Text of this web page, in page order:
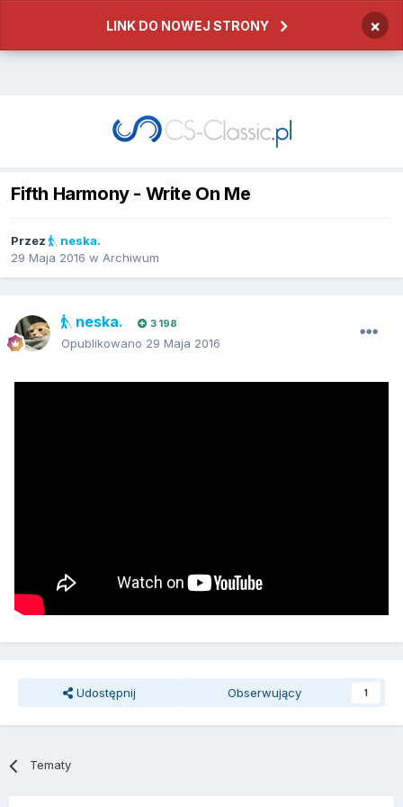
LINK DO NOWEJ STRONY ×
Fifth Harmony - Write On Me
Przez
neska.
29 Maja 2016 w Archiwum
neska. 3 198
Opublikowano 29 Maja 2016
Udostępnij Obserwujący 1
Tematy